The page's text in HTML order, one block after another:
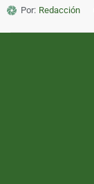
Por: Redacción